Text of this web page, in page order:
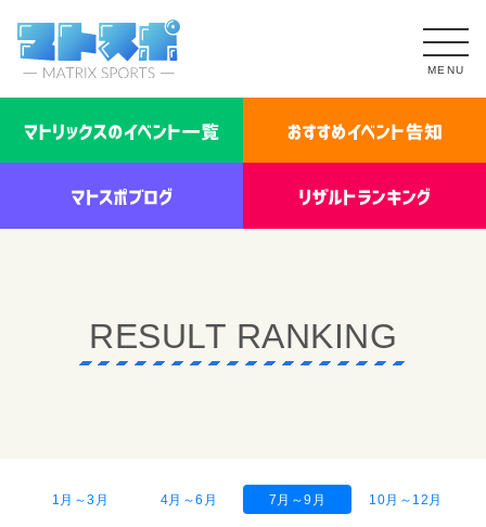
MENU
RESULT RANKING
1月～3月 4月～6月 7月～9月 10月～12月